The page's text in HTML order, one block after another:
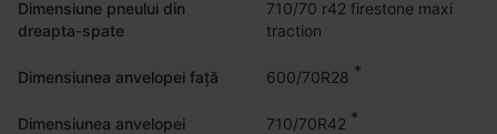
Dimensiune pneului din
dreapta-spate
710/70 r42 firestone maxi
traction
Dimensiunea anvelopei față 600/70R28 *
Dimensiunea anvelopei
710/70R42 *